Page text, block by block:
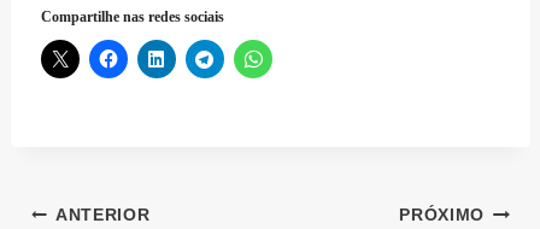
Compartilhe nas redes sociais
Navegação
ANTERIOR PRÓXIMO